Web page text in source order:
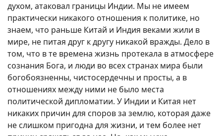
духом, атаковал границы Индии. Мы не имеем
практически никакого отношения к политике, но
знаем, что раньше Китай и Индия веками жили в
мире, не питая друг к другу никакой вражды. Дело в
том, что в те времена жизнь протекала в атмосфере
сознания Бога, и люди во всех странах мира были
богобоязненны, чистосердечны и просты, а в
отношениях между ними не было места
политической дипломатии. У Индии и Китая нет
никаких причин для споров за землю, которая даже
не слишком пригодна для жизни, и тем более нет